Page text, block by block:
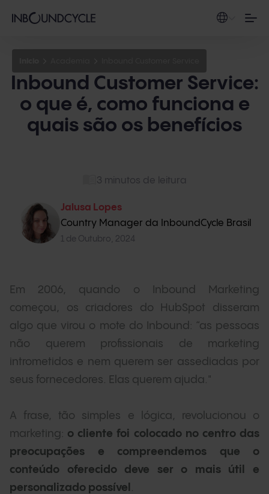
Inbound Customer Service:
o que é, como funciona e
quais são os benefícios
3 minutos de leitura
Jalusa Lopes
Country Manager da InboundCycle Brasil
1 de Outubro, 2024
Em 2006, quando o Inbound Marketing
começou, os criadores do HubSpot disseram
algo que virou o mote do Inbound: “as pessoas
não querem profissionais de marketing
intrometidos e nem querem ser assediadas por
seus fornecedores. Elas querem ajuda."
A frase, tão simples e lógica, revolucionou o
marketing: o cliente foi colocado no centro das
preocupações e compreendemos que o
conteúdo oferecido deve ser o mais útil e
personalizado possível .